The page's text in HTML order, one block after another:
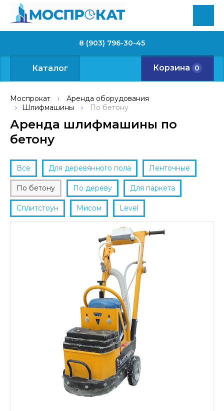
8 (903) 796-30-45
Каталог Корзина 0
Моспрокат ›
Аренда оборудования
›
Шлифмашины › По бетону
Аренда шлифмашины по
бетону
Все Для деревянного пола Ленточные
По бетону По дереву Для паркета
Сплитстоун Мисом Level